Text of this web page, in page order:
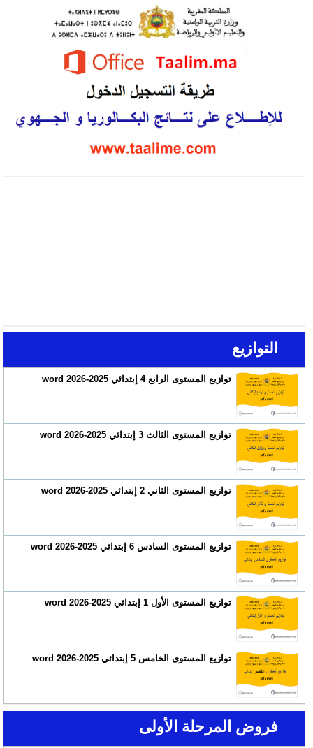
التوازيع
توازيع المستوى الرابع 4 إبتدائي 2025-2026 word
توازيع المستوى الثالث 3 إبتدائي 2025-2026 word
توازيع المستوى الثاني 2 إبتدائي 2025-2026 word
توازيع المستوى السادس 6 إبتدائي 2025-2026 word
توازيع المستوى الأول 1 إبتدائي 2025-2026 word
توازيع المستوى الخامس 5 إبتدائي 2025-2026 word
فروض المرحلة الأولى